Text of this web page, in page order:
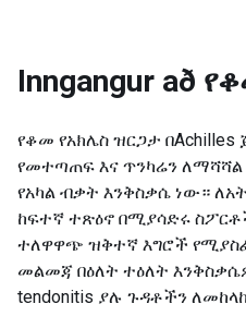
Inngangur að
የቆመ የአክሌስ ዝርጋታ
የመተጣጠፍ እና ጥንካሬን
የአካል ብቃት እንቅስቃሴ ነው።
ከፍተኛ ተጽዕኖ በሚያሳድሩ
ተለዋዋጭ ዝቅተኛ እግሮች
መልመጃ በዕለት ተዕለት
tendonitis ያሉ ጉዳቶችን